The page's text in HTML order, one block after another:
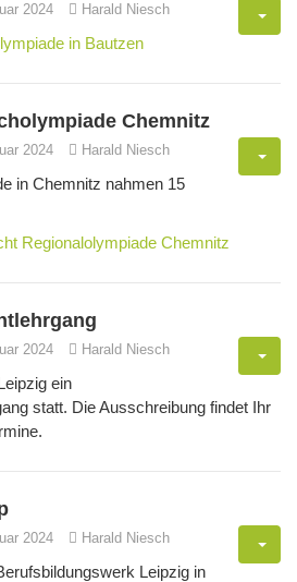
2024 Harald Niesch
in Bautzen
Chemnitz
2024 Harald Niesch
in Chemnitz nahmen 15
Regionalolympiade Chemnitz
2024 Harald Niesch
ein
statt. Die Ausschreibung findet Ihr
2024 Harald Niesch
Leipzig in